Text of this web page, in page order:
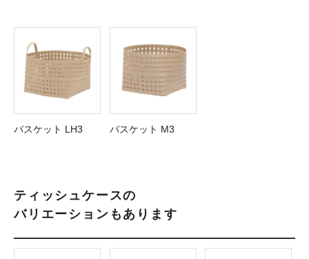
バスケット LH3 バスケット M3
ティッシュケースの
バリエーションもあります